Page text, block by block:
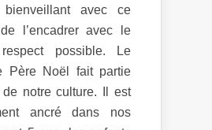
bienveillant avec ce
l’encadrer avec le
possible. Le
Père Noël fait partie
de notre culture. Il est
ancré dans nos